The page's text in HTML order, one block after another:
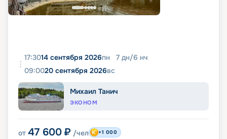
17:3014 сентября 2026пн 7 дн/6 нч
09:0020 сентября 2026вс
Михаил Танич
ЭКОНОМ
от 47 600 ₽ /чел +1 000